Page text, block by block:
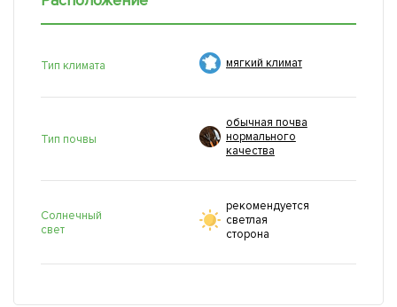
Тип климата мягкий климат
Тип почвы
обычная почва
нормального
качества
Солнечный
свет
рекомендуется
светлая
сторона